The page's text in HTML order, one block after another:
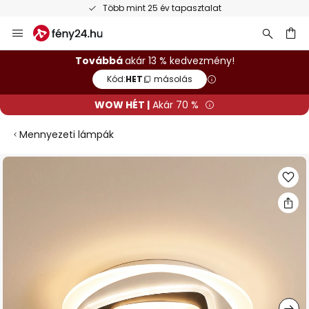
Több mint 25 év tapasztalat
Ugrás
a
tartalomhozTovábbáakár 13 % kedvezmény!
Kód:HET másolás
WOW HÉT | Akár 70 %
Mennyezeti lámpák
Ugrás